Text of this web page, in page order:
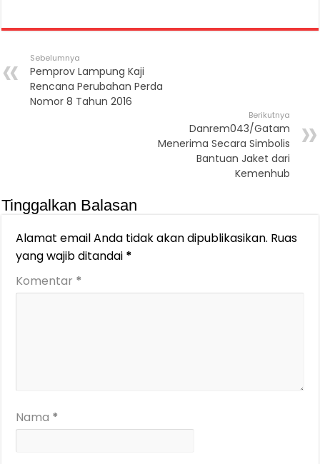
Sebelumnya
Pemprov Lampung Kaji
Rencana Perubahan Perda
Nomor 8 Tahun 2016
Berikutnya
Danrem043/Gatam
Menerima Secara Simbolis
Bantuan Jaket dari
Kemenhub
Tinggalkan Balasan
Alamat email Anda tidak akan dipublikasikan. Ruas
yang wajib ditandai *
Komentar *
Nama *